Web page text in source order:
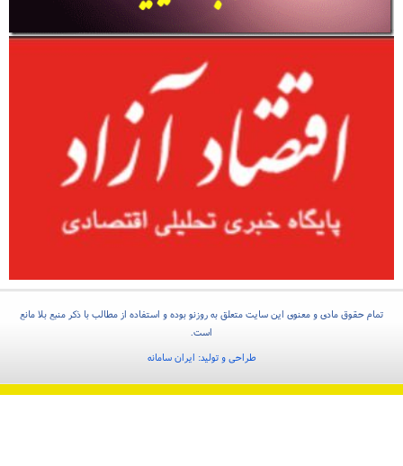
تمام حقوق مادی و معنوی این سایت متعلق به روزنو بوده و استفاده از مطالب با ذکر منبع بلا مانع
است.
طراحی و تولید: ایران سامانه